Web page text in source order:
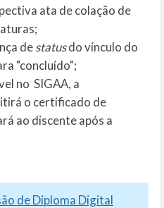
ata de colação de
destatusdo vínculo do
"concluído";
no SIGAA, a
o certificado de
ao discente após a
de Diploma Digital